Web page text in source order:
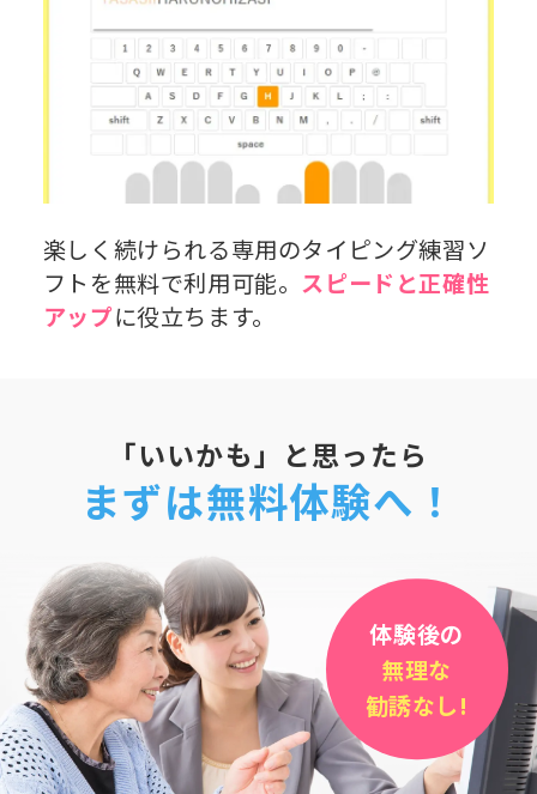
楽しく続けられる専用のタイピング練習ソ
フトを無料で利用可能。 スピードと正確性
アップに役立ちます。
「いいかも」と思ったら
まずは無料体験へ！
体験後の
無理な
勧誘なし!